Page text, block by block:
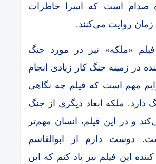
صدام است که اسرا خاطرات
زمان روایت می‌کنند.
«ملکه» نیز در مورد جنگ
در زمینه جنگ کار زیادی انجام
مهم است که فیلم چه نگاهی
دارد. ملکه ابعاد دیگری از جنگ
و در این فیلم، انسان مهم‌تر
دوست دارم از ابوالقاسم
این فیلم نیز یاد کنم که این